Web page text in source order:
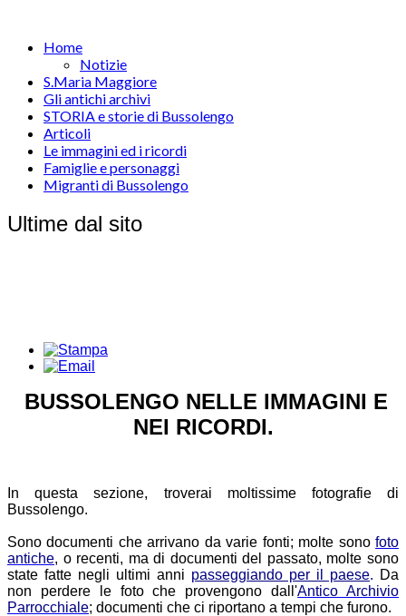
Home
Notizie
S.Maria Maggiore
Gli antichi archivi
STORIA e storie di Bussolengo
Articoli
Le immagini ed i ricordi
Famiglie e personaggi
Migranti di Bussolengo
Ultime dal sito
BUSSOLENGO NELLE IMMAGINI E
NEI RICORDI.
In questa sezione, troverai moltissime fotografie di
Bussolengo.
Sono documenti che arrivano da varie fonti; molte sono foto
antiche, o recenti, ma di documenti del passato, molte sono
state fatte negli ultimi anni passeggiando per il paese. Da
non perdere le foto che provengono dall'Antico Archivio
Parrocchiale; documenti che ci riportano a tempi che furono.